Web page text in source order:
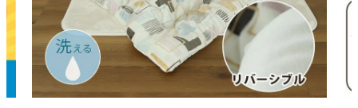
カテゴリから探す
ソファ